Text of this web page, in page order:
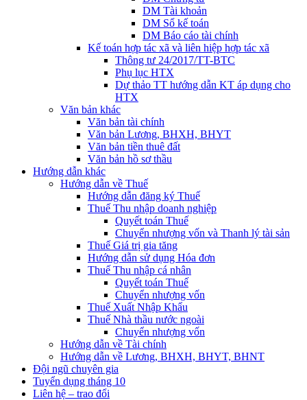
DM Tài khoản
DM Sổ kế toán
DM Báo cáo tài chính
Kế toán hợp tác xã và liên hiệp hợp tác xã
Thông tư 24/2017/TT-BTC
Phụ lục HTX
Dự thảo TT hướng dẫn KT áp dụng cho
HTX
Văn bản khác
Văn bản tài chính
Văn bản Lương, BHXH, BHYT
Văn bản tiền thuê đất
Văn bản hồ sơ thầu
Hướng dẫn khác
Hướng dẫn về Thuế
Hướng dẫn đăng ký Thuế
Thuế Thu nhập doanh nghiệp
Quyết toán Thuế
Chuyển nhượng vốn và Thanh lý tài sản
Thuế Giá trị gia tăng
Hướng dẫn sử dụng Hóa đơn
Thuế Thu nhập cá nhân
Quyết toán Thuế
Chuyển nhượng vốn
Thuế Xuất Nhập Khẩu
Thuế Nhà thầu nước ngoài
Chuyển nhượng vốn
Hướng dẫn về Tài chính
Hướng dẫn về Lương, BHXH, BHYT, BHNT
Đội ngũ chuyên gia
Tuyển dụng tháng 10
Liên hệ – trao đổi